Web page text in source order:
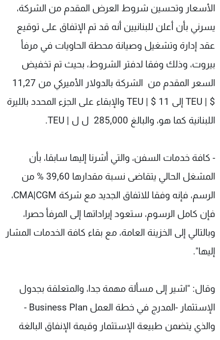
الأسعار وتحسين شروط العرض المقدم من الشركة،
يسرني بأن أعلن للبنانيين أنه قد تم الإتفاق على توقيع
عقد إدارة وتشغيل وصيانة محطة الحاويات في مرفأ
بيروت، وذلك وفقا لدفتر الشروط، بحيث تم تخفيض
السعر المقدم من الشركة بالدولار الأميركي من 11,27
$ | TEU إلى 11 $ | TEU والإبقاء على الجزء المحدد بالليرة
اللبنانية كما هو، والبالغ 285,000 ل ل | TEU.
- كافة خدمات السفن، والتي أشرنا إليها سابقا، بأن
المشغل الحالي يتقاضى نسبة مقدارها 39,60 % من
الرسم، فإنه وفقا للاتفاق الجديد مع شركة CMA|CGM،
فإن كامل الرسوم، ستعود إيراداتها إلى المرفأ حصرا،
وبالتالي إلى الخزينة العامة، مع بقاء كافة الخدمات المشار
إليها".
وقال: "اشير إلى مسألة مهمة جدا، والمتعلقة بجدول
الإستثمار -المدرج في خطة العمل Business Plan -
والذي يتضمن طبيعة الإستثمار وقيمة الإنفاق البالغة